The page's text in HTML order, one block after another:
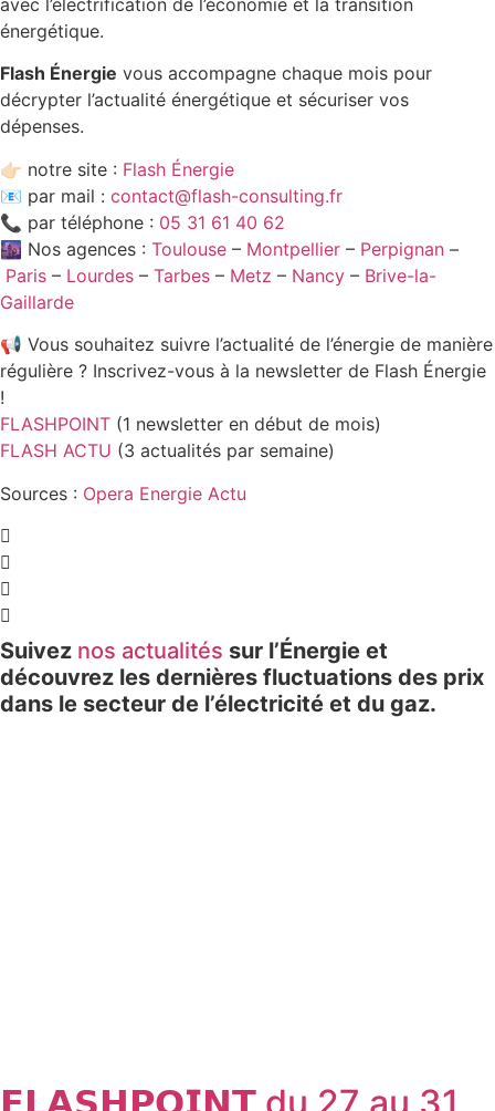
avec l’électrification de l’économie et la transition
énergétique.
Flash Énergie vous accompagne chaque mois pour
décrypter l’actualité énergétique et sécuriser vos
dépenses.
👉🏻 notre site : Flash Énergie
📧 par mail : contact@flash-consulting.fr
📞 par téléphone : 05 31 61 40 62
🌆 Nos agences : Toulouse – Montpellier – Perpignan –
Paris – Lourdes – Tarbes – Metz – Nancy – Brive-la-
Gaillarde
📢 Vous souhaitez suivre l’actualité de l’énergie de manière
régulière ? Inscrivez-vous à la newsletter de Flash Énergie
!
FLASHPOINT (1 newsletter en début de mois)
FLASH ACTU (3 actualités par semaine)
Sources : Opera Energie Actu
Suivez nos actualités sur l’Énergie et
découvrez les dernières fluctuations des prix
dans le secteur de l’électricité et du gaz.